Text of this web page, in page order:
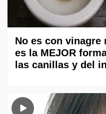
No es con
es la MEJOR
las canillas y del